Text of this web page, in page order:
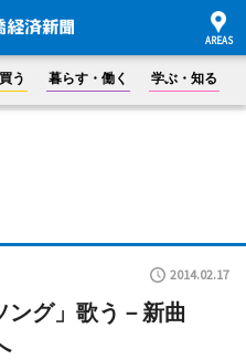
買う 暮らす・働く 学ぶ・知る
2014.02.17
グ」歌う－新曲